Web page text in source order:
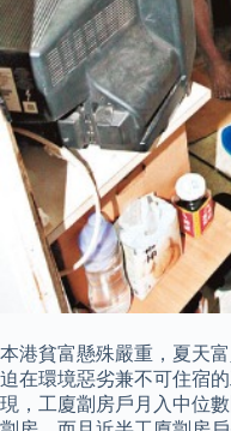
本港貧富懸殊嚴重，夏天
迫在環境惡劣兼不可住宿
現，工廈劏房戶月入中位